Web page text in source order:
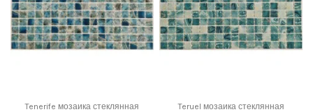
Tenerife мозаика стеклянная Teruel мозаика стеклянная